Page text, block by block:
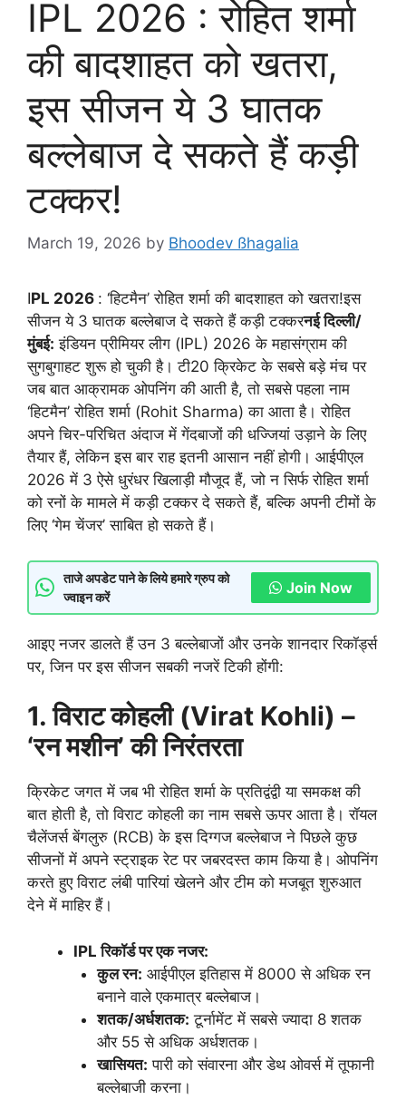
IPL 2026 : रोहित शर्मा
की बादशाहत को खतरा,
इस सीजन ये 3 घातक
बल्लेबाज दे सकते हैं कड़ी
टक्कर!
March 19, 2026 by Bhoodev ßhagalia
IPL 2026 : ‘हिटमैन’ रोहित शर्मा की बादशाहत को खतरा!इस
सीजन ये 3 घातक बल्लेबाज दे सकते हैं कड़ी टक्करनई दिल्ली/
मुंबई: इंडियन प्रीमियर लीग (IPL) 2026 के महासंग्राम की
सुगबुगाहट शुरू हो चुकी है। टी20 क्रिकेट के सबसे बड़े मंच पर
जब बात आक्रामक ओपनिंग की आती है, तो सबसे पहला नाम
‘हिटमैन’ रोहित शर्मा (Rohit Sharma) का आता है। रोहित
अपने चिर-परिचित अंदाज में गेंदबाजों की धज्जियां उड़ाने के लिए
तैयार हैं, लेकिन इस बार राह इतनी आसान नहीं होगी। आईपीएल
2026 में 3 ऐसे धुरंधर खिलाड़ी मौजूद हैं, जो न सिर्फ रोहित शर्मा
को रनों के मामले में कड़ी टक्कर दे सकते हैं, बल्कि अपनी टीमों के
लिए ‘गेम चेंजर’ साबित हो सकते हैं।
ताजे अपडेट पाने के लिये हमारे ग्रुप को
ज्वाइन करें
Join Now
आइए नजर डालते हैं उन 3 बल्लेबाजों और उनके शानदार रिकॉर्ड्स
पर, जिन पर इस सीजन सबकी नजरें टिकी होंगी:
1. विराट कोहली (Virat Kohli) –
‘रन मशीन’ की निरंतरता
क्रिकेट जगत में जब भी रोहित शर्मा के प्रतिद्वंद्वी या समकक्ष की
बात होती है, तो विराट कोहली का नाम सबसे ऊपर आता है। रॉयल
चैलेंजर्स बेंगलुरु (RCB) के इस दिग्गज बल्लेबाज ने पिछले कुछ
सीजनों में अपने स्ट्राइक रेट पर जबरदस्त काम किया है। ओपनिंग
करते हुए विराट लंबी पारियां खेलने और टीम को मजबूत शुरुआत
देने में माहिर हैं।
IPL रिकॉर्ड पर एक नजर:
कुल रन: आईपीएल इतिहास में 8000 से अधिक रन
बनाने वाले एकमात्र बल्लेबाज।
शतक/अर्धशतक: टूर्नामेंट में सबसे ज्यादा 8 शतक
और 55 से अधिक अर्धशतक।
खासियत: पारी को संवारना और डेथ ओवर्स में तूफानी
बल्लेबाजी करना।